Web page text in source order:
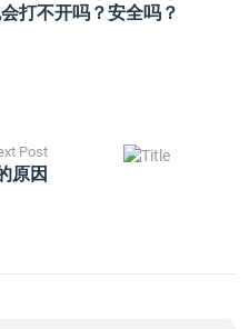
打不开吗？安全吗？
Post
原因